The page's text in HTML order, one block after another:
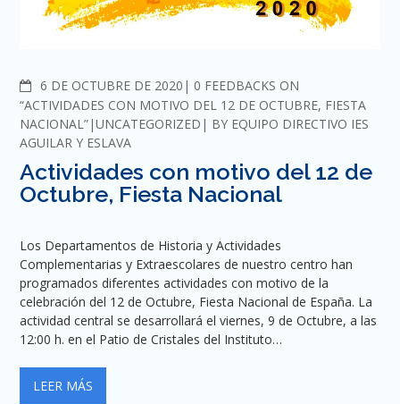
6 DE OCTUBRE DE 2020 COMMENTS
0 FEEDBACKS ON
“ACTIVIDADES CON MOTIVO DEL 12 DE OCTUBRE, FIESTA
NACIONAL” UNCATEGORIZED BY EQUIPO DIRECTIVO IES
AGUILAR Y ESLAVA
Actividades con motivo del 12 de
Octubre, Fiesta Nacional
Los Departamentos de Historia y Actividades
Complementarias y Extraescolares de nuestro centro han
programados diferentes actividades con motivo de la
celebración del 12 de Octubre, Fiesta Nacional de España. La
actividad central se desarrollará el viernes, 9 de Octubre, a las
12:00 h. en el Patio de Cristales del Instituto…
LEER MÁS